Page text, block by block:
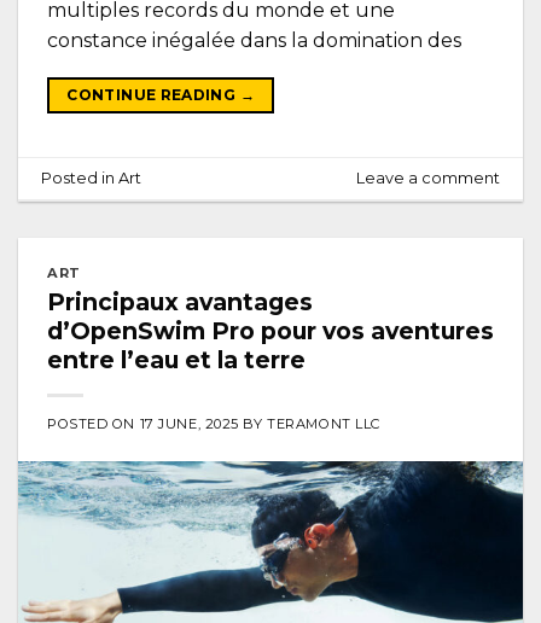
multiples records du monde et une
constance inégalée dans la domination des
CONTINUE READING →
Posted inArt Leave a comment
ART
Principaux avantages
d’OpenSwim Pro pour vos aventures
entre l’eau et la terre
POSTED ON 17 JUNE, 2025 BYTERAMONT LLC